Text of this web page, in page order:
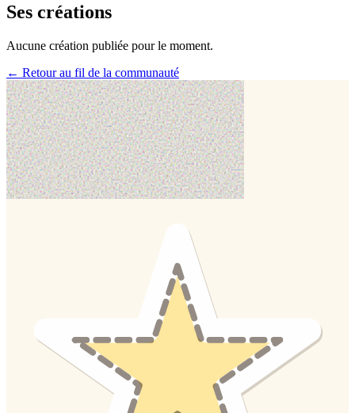
Ses créations
Aucune création publiée pour le moment.
← Retour au fil de la communauté